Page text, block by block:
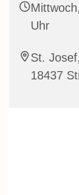
Uhr
St.
18437